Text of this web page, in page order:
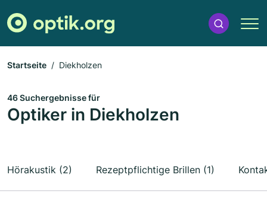
Startseite Diekholzen
46 Suchergebnisse für
Optiker in Diekholzen
Hörakustik (2) Rezeptpflichtige Brillen (1)